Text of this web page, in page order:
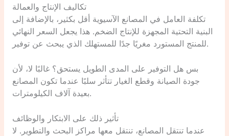
تكاليف الإنتاج والعمالة
تكلفة العامل في المصانع الآسيوية أقل بكثير، بالإضافة إلى
البنية التحتية المجهزة للإنتاج الضخم. هذا يجعل السعر النهائي
للمنتج المستورد مغريًا جدًا للمستهلك الذي يبحث عن توفير.
بس هل التوفير على المدى الطويل يستحق؟ غالبًا لا، لأن
جودة الصيانة وقطع الغيار تتأثر سلبًا عندما تكون المصانع
بعيدة آلاف الكيلومترات.
تأثير ذلك على الابتكار والوظائف
عندما تنتقل المصانع، تنتقل معها مراكز البحث والتطوير. لا